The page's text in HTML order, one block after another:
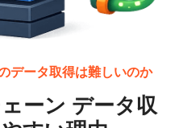
データ取得は難しいのか
ーン データ収